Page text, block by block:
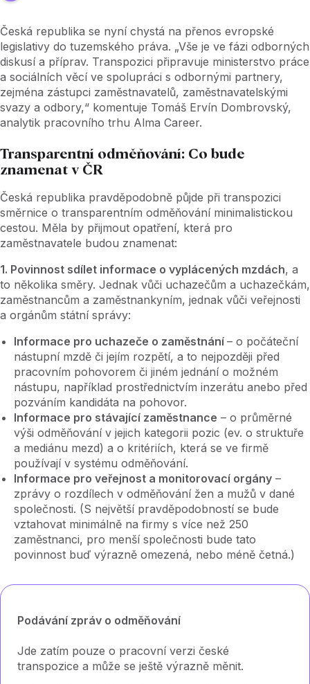
Česká republika se nyní chystá na přenos evropské
legislativy do tuzemského práva. „Vše je ve fázi odborných
diskusí a příprav. Transpozici připravuje ministerstvo práce
a sociálních věcí ve spolupráci s odbornými partnery,
zejména zástupci zaměstnavatelů, zaměstnavatelskými
svazy a odbory,“ komentuje Tomáš Ervín Dombrovský,
analytik pracovního trhu Alma Career.
Transparentní odměňování: Co bude
znamenat v ČR
Česká republika pravděpodobně půjde při transpozici
směrnice o transparentním odměňování minimalistickou
cestou. Měla by přijmout opatření, která pro
zaměstnavatele budou znamenat:
1. Povinnost sdílet informace o vyplácených mzdách, a
to několika směry. Jednak vůči uchazečům a uchazečkám,
zaměstnancům a zaměstnankyním, jednak vůči veřejnosti
a orgánům státní správy:
Informace pro uchazeče o zaměstnání –⁠⁠⁠⁠⁠⁠ o počáteční
nástupní mzdě či jejím rozpětí, a to nejpozději před
pracovním pohovorem či jiném jednání o možném
nástupu, například prostřednictvím inzerátu anebo před
pozváním kandidáta na pohovor.
Informace pro stávající zaměstnance –⁠⁠⁠⁠⁠⁠ o průměrné
výši odměňování v jejich kategorii pozic (ev. o struktuře
a mediánu mezd) a o kritériích, která se ve firmě
používají v systému odměňování.
Informace pro veřejnost a monitorovací orgány –⁠⁠⁠⁠⁠⁠
zprávy o rozdílech v odměňování žen a mužů v dané
společnosti. (S největší pravděpodobností se bude
vztahovat minimálně na firmy s více než 250
zaměstnanci, pro menší společnosti bude tato
povinnost buď výrazně omezená, nebo méně četná.)
Podávání zpráv o odměňování
Jde zatím pouze o pracovní verzi české
transpozice a může se ještě výrazně měnit.